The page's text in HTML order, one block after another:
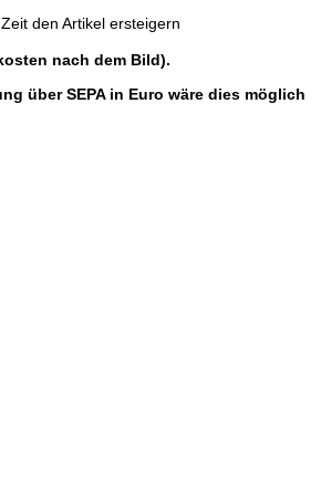
den Artikel ersteigern
nach dem Bild).
über SEPA in Euro wäre dies möglich